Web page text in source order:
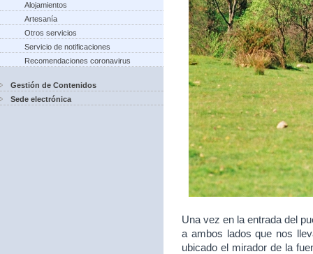
Alojamientos
Artesanía
Otros servicios
Servicio de notificaciones
Recomendaciones coronavirus
Gestión de Contenidos
Sede electrónica
Una vez en la entrada del
a ambos lados que nos
ubicado el mirador de la